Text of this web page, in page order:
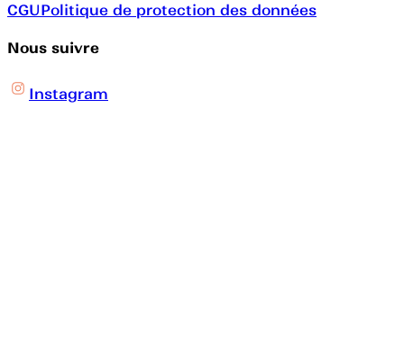
CGUPolitique de protection des données
Nous suivre
Instagram